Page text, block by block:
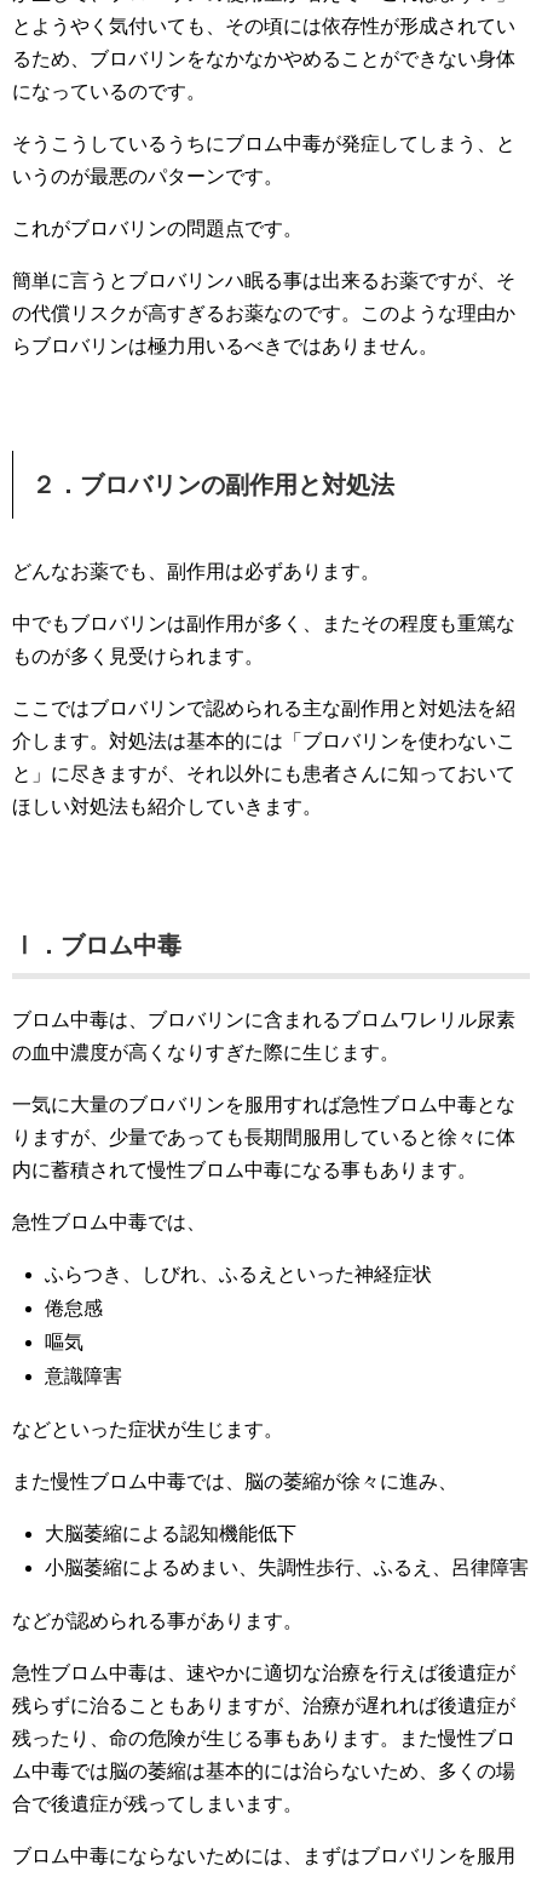
とようやく気付いても、その頃には依存性が形成されてい
るため、ブロバリンをなかなかやめることができない身体
になっているのです。
そうこうしているうちにブロム中毒が発症してしまう、と
いうのが最悪のパターンです。
これがブロバリンの問題点です。
簡単に言うとブロバリンハ眠る事は出来るお薬ですが、そ
の代償リスクが高すぎるお薬なのです。このような理由か
らブロバリンは極力用いるべきではありません。
２．ブロバリンの副作用と対処法
どんなお薬でも、副作用は必ずあります。
中でもブロバリンは副作用が多く、またその程度も重篤な
ものが多く見受けられます。
ここではブロバリンで認められる主な副作用と対処法を紹
介します。対処法は基本的には「ブロバリンを使わないこ
と」に尽きますが、それ以外にも患者さんに知っておいて
ほしい対処法も紹介していきます。
Ⅰ．ブロム中毒
ブロム中毒は、ブロバリンに含まれるブロムワレリル尿素
の血中濃度が高くなりすぎた際に生じます。
一気に大量のブロバリンを服用すれば急性ブロム中毒とな
りますが、少量であっても長期間服用していると徐々に体
内に蓄積されて慢性ブロム中毒になる事もあります。
急性ブロム中毒では、
ふらつき、しびれ、ふるえといった神経症状
倦怠感
嘔気
意識障害
などといった症状が生じます。
また慢性ブロム中毒では、脳の萎縮が徐々に進み、
大脳萎縮による認知機能低下
小脳萎縮によるめまい、失調性歩行、ふるえ、呂律障害
などが認められる事があります。
急性ブロム中毒は、速やかに適切な治療を行えば後遺症が
残らずに治ることもありますが、治療が遅れれば後遺症が
残ったり、命の危険が生じる事もあります。また慢性ブロ
ム中毒では脳の萎縮は基本的には治らないため、多くの場
合で後遺症が残ってしまいます。
ブロム中毒にならないためには、まずはブロバリンを服用